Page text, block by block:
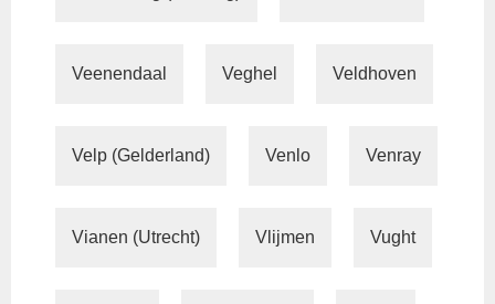
Veenendaal Veghel Veldhoven
Velp (Gelderland) Venlo Venray
Vianen (Utrecht) Vlijmen Vught